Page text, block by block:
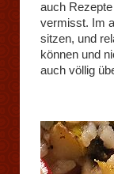
auch
vermisst. Im
sitzen, und
können und
auch völlig